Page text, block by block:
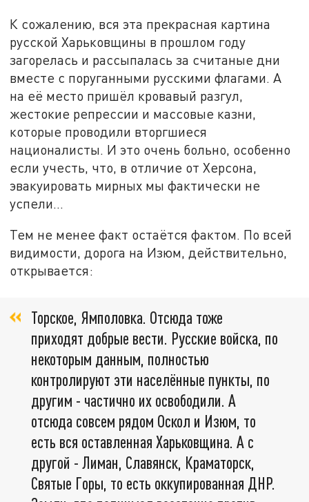
К сожалению, вся эта прекрасная картина
русской Харьковщины в прошлом году
загорелась и рассыпалась за считаные дни
вместе с поруганными русскими флагами. А
на её место пришёл кровавый разгул,
жестокие репрессии и массовые казни,
которые проводили вторгшиеся
националисты. И это очень больно, особенно
если учесть, что, в отличие от Херсона,
эвакуировать мирных мы фактически не
успели…
Тем не менее факт остаётся фактом. По всей
видимости, дорога на Изюм, действительно,
открывается:
Торское, Ямполовка. Отсюда тоже
приходят добрые вести. Русские войска, по
некоторым данным, полностью
контролируют эти населённые пункты, по
другим - частично их освободили. А
отсюда совсем рядом Оскол и Изюм, то
есть вся оставленная Харьковщина. А с
другой - Лиман, Славянск, Краматорск,
Святые Горы, то есть оккупированная ДНР.